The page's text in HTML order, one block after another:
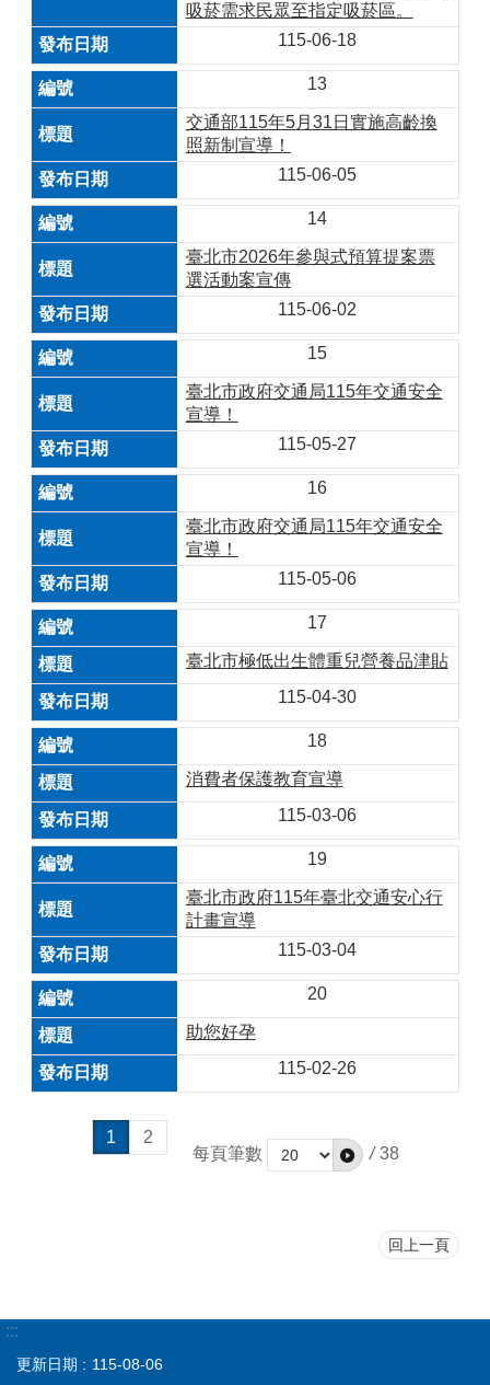
吸菸需求民眾至指定吸菸區。
115-06-18
13
交通部115年5月31日實施高齡換
照新制宣導！
115-06-05
14
臺北市2026年參與式預算提案票
選活動案宣傳
115-06-02
15
臺北市政府交通局115年交通安全
宣導！
115-05-27
16
臺北市政府交通局115年交通安全
宣導！
115-05-06
17
臺北市極低出生體重兒營養品津貼
115-04-30
18
消費者保護教育宣導
115-03-06
19
臺北市政府115年臺北交通安心行
計畫宣導
115-03-04
20
助您好孕
115-02-26
1
2
每頁筆數
/ 38
回上一頁
:::
更新日期 115-08-06